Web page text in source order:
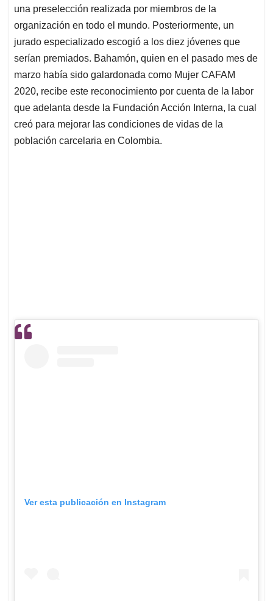
una preselección realizada por miembros de la
organización en todo el mundo. Posteriormente, un
jurado especializado escogió a los diez jóvenes que
serían premiados. Bahamón, quien en el pasado mes de
marzo había sido galardonada como Mujer CAFAM
2020, recibe este reconocimiento por cuenta de la labor
que adelanta desde la Fundación Acción Interna, la cual
creó para mejorar las condiciones de vidas de la
población carcelaria en Colombia.
Ver esta publicación en Instagram